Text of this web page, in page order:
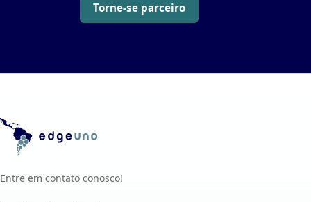
Torne-se parceiro
Entre em contato conosco!